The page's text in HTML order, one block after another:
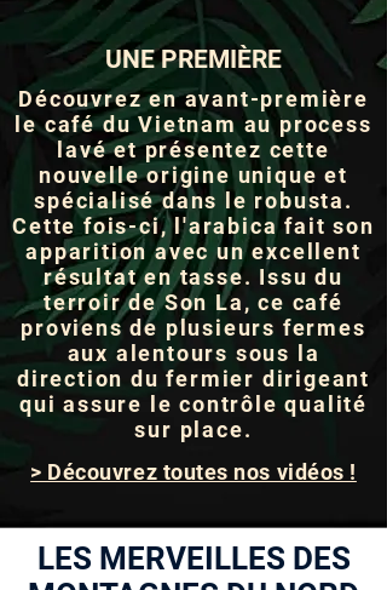
UNE PREMIÈRE
Découvrez en avant-première
le café du Vietnam au process
lavé et présentez cette
nouvelle origine unique et
spécialisé dans le robusta.
Cette fois-ci, l'arabica fait son
apparition avec un excellent
résultat en tasse. Issu du
terroir de Son La, ce café
proviens de plusieurs fermes
aux alentours sous la
direction du fermier dirigeant
qui assure le contrôle qualité
sur place.
> Découvrez toutes nos vidéos !
LES MERVEILLES DES